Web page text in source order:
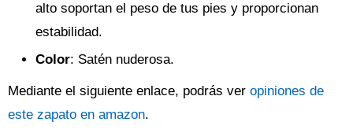
alto soportan el peso de tus pies y proporcionan
estabilidad.
Color: Satén nuderosa.
Mediante el siguiente enlace, podrás ver opiniones de
este zapato en amazon.